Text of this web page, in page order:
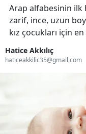
Arap alfabesinin ilk
zarif, ince, uzun
kız çocukları için
Hatice Akkılıç
haticeakkilic35@gmail.com